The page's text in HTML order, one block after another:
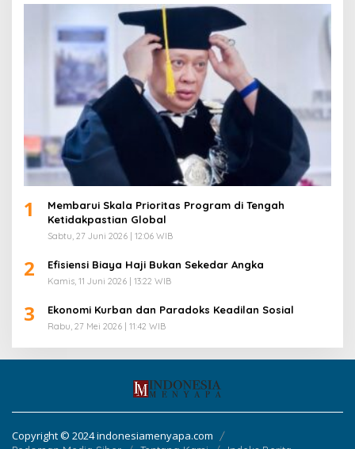
1
Membarui Skala Prioritas Program di Tengah
Ketidakpastian Global
Sabtu, 27 Juni 2026 | 12:06 WIB
2 Efisiensi Biaya Haji Bukan Sekedar Angka
Kamis, 11 Juni 2026 | 13:22 WIB
3 Ekonomi Kurban dan Paradoks Keadilan Sosial
Rabu, 27 Mei 2026 | 11:42 WIB
Copyright © 2024 indonesiamenyapa.com